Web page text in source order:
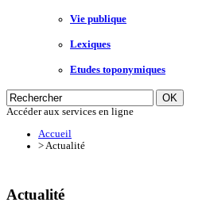
Vie publique
Lexiques
Etudes toponymiques
Accéder aux services en ligne
Accueil
> Actualité
Actualité